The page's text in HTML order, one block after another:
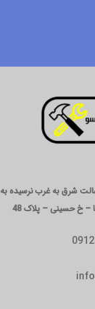
شرق به غرب نرسیده به
– خ حسینی – پلاک 48